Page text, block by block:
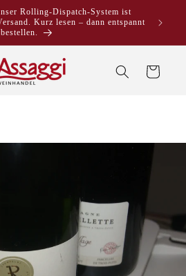
Rolling-Dispatch-System ist
Kurz lesen – dann entspannt
bestellen.
Warenkorb